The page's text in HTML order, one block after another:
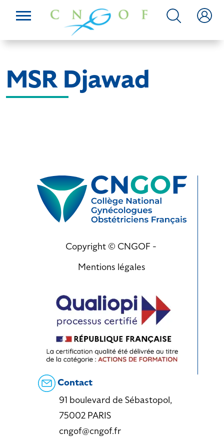
MSR Djawad
Copyright © CNGOF -
Mentions légales
Contact
91 boulevard de Sébastopol,
75002 PARIS
cngof@cngof.fr